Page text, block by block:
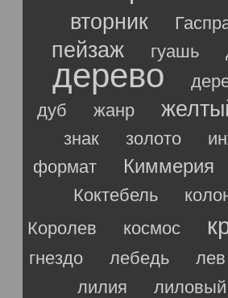
вторник
пейзаж гуашь
дерево
дуб
жанр
знак
золото
формат Киммерия
Коктебель
Королев
космос
гнездо
лебедь лев
лилия
лиловый